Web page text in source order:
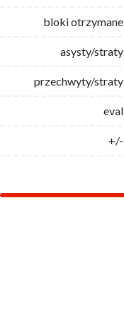
bloki otrzymane
asysty/straty
przechwyty/straty
eval
+/-
bloki otrzymane
asysty/straty
przechwyty/straty
eval
+/-